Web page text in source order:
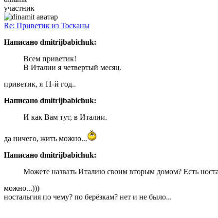
участник
Re: Приветик из Тосканы
Написано dmitrijbabichuk:
Всем приветик!
В Италии я четвертый месяц.
приветик, я 11-й год..
Написано dmitrijbabichuk:
И как Вам тут, в Италии.
да ничего, жить можно...
Написано dmitrijbabichuk:
Можете назвать Италию своим вторым домом? Есть
можно...)))
ностальгия по чему? по берёзкам? нет и не было...